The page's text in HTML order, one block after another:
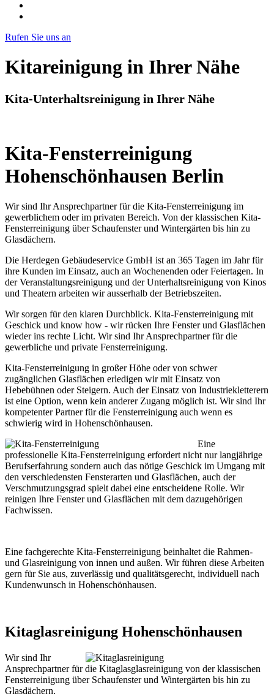
Rufen Sie uns an
Kitareinigung in Ihrer Nähe
Kita-Unterhaltsreinigung in Ihrer Nähe
Kita-Fensterreinigung
Hohenschönhausen Berlin
Wir sind Ihr Ansprechpartner für die Kita-Fensterreinigung im
gewerblichem oder im privaten Bereich. Von der klassischen Kita-
Fensterreinigung über Schaufenster und Wintergärten bis hin zu
Glasdächern.
Die Herdegen Gebäudeservice GmbH ist an 365 Tagen im Jahr für
ihre Kunden im Einsatz, auch an Wochenenden oder Feiertagen. In
der Veranstaltungsreinigung und der Unterhaltsreinigung von Kinos
und Theatern arbeiten wir ausserhalb der Betriebszeiten.
Wir sorgen für den klaren Durchblick. Kita-Fensterreinigung mit
Geschick und know how - wir rücken Ihre Fenster und Glasflächen
wieder ins rechte Licht. Wir sind Ihr Ansprechpartner für die
gewerbliche und private Fensterreinigung.
Kita-Fensterreinigung in großer Höhe oder von schwer
zugänglichen Glasflächen erledigen wir mit Einsatz von
Hebebühnen oder Steigern. Auch der Einsatz von Industriekletterern
ist eine Option, wenn kein anderer Zugang möglich ist. Wir sind Ihr
kompetenter Partner für die Fensterreinigung auch wenn es
schwierig wird in Hohenschönhausen.
Eine
professionelle Kita-Fensterreinigung erfordert nicht nur langjährige
Berufserfahrung sondern auch das nötige Geschick im Umgang mit
den verschiedensten Fensterarten und Glasflächen, auch der
Verschmutzungsgrad spielt dabei eine entscheidene Rolle. Wir
reinigen Ihre Fenster und Glasflächen mit dem dazugehörigen
Fachwissen.
Eine fachgerechte Kita-Fensterreinigung beinhaltet die Rahmen-
und Glasreinigung von innen und außen. Wir führen diese Arbeiten
gern für Sie aus, zuverlässig und qualitätsgerecht, individuell nach
Kundenwunsch in Hohenschönhausen.
Kitaglasreinigung Hohenschönhausen
Wir sind Ihr
Ansprechpartner für die Kitaglasglasreinigung von der klassischen
Fensterreinigung über Schaufenster und Wintergärten bis hin zu
Glasdächern.